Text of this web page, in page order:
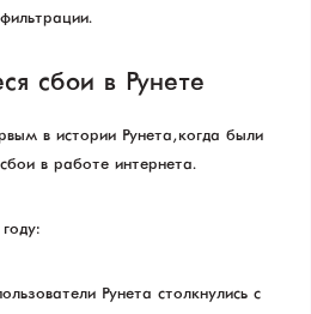
сбои в Рунете
в истории Рунета, когда были
в работе интернета.
Рунета столкнулись с